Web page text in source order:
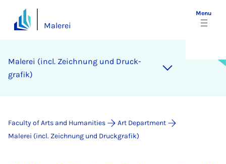
Malerei
Menu
Malerei (in­cl. Zeich­nung und Druck­
grafik)
Faculty of Arts and Humanities
Art Department
Malerei (incl. Zeichnung und Druckgrafik)